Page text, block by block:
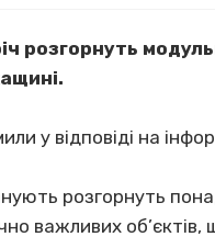
розгорнуть
у відповіді на
розгорнуть
важливих